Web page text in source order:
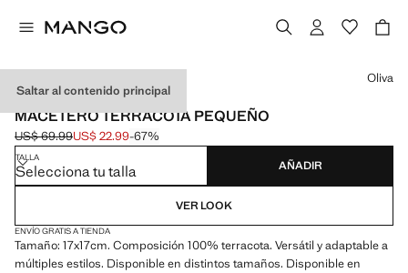
Saltar al contenido principal
MADE IN PORTUGAL
MACETERO TERRACOTA PEQUEÑO
Precio inicial tachado [US$ 69.99 ]
US$ 69.99
Precio actual [US$ 22.99 ]
US$ 22.99-67%
Selecciona un color
Oliva
TALLA
Selecciona tu talla AÑADIR
VER LOOK
ENVÍO GRATIS A TIENDA
Tamaño: 17x17cm. Composición 100% terracota. Versátil y adaptable a
múltiples estilos. Disponible en distintos tamaños. Disponible en